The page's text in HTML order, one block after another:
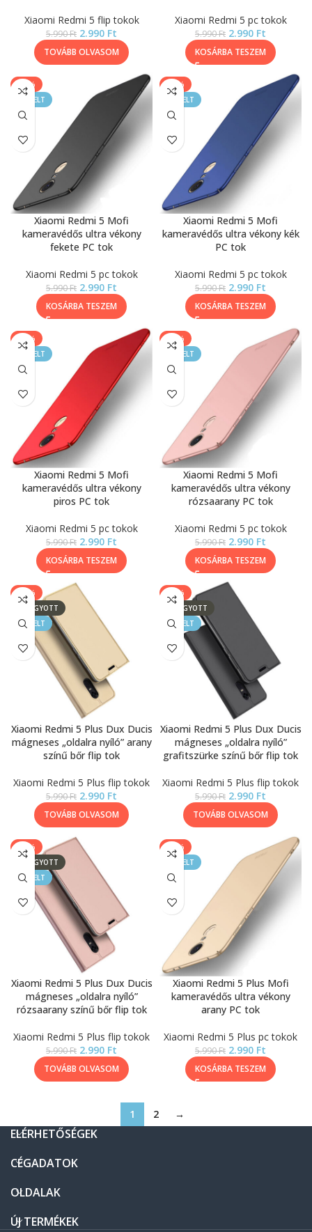
Xiaomi Redmi 5 flip tokok
5.990Ft 2.990 Ft
TOVÁBB OLVASOM
Xiaomi Redmi 5 pc tokok
5.990Ft 2.990 Ft
KOSÁRBA TESZEM
-50%
KIEMELT
Xiaomi Redmi 5 Mofi
kameravédős ultra vékony
fekete PC tok
Xiaomi Redmi 5 pc tokok
5.990Ft 2.990 Ft
KOSÁRBA TESZEM
-50%
KIEMELT
Xiaomi Redmi 5 Mofi
kameravédős ultra vékony kék
PC tok
Xiaomi Redmi 5 pc tokok
5.990Ft 2.990 Ft
KOSÁRBA TESZEM
-50%
KIEMELT
Xiaomi Redmi 5 Mofi
kameravédős ultra vékony
piros PC tok
Xiaomi Redmi 5 pc tokok
5.990Ft 2.990 Ft
KOSÁRBA TESZEM
-50%
KIEMELT
Xiaomi Redmi 5 Mofi
kameravédős ultra vékony
rózsaarany PC tok
Xiaomi Redmi 5 pc tokok
5.990Ft 2.990 Ft
KOSÁRBA TESZEM
-50%
ELFOGYOTT
KIEMELT
Xiaomi Redmi 5 Plus Dux Ducis
mágneses „oldalra nyíló” arany
színű bőr flip tok
Xiaomi Redmi 5 Plus flip tokok
5.990Ft 2.990 Ft
TOVÁBB OLVASOM
-50%
ELFOGYOTT
KIEMELT
Xiaomi Redmi 5 Plus Dux Ducis
mágneses „oldalra nyíló”
grafitszürke színű bőr flip tok
Xiaomi Redmi 5 Plus flip tokok
5.990Ft 2.990 Ft
TOVÁBB OLVASOM
-50%
ELFOGYOTT
KIEMELT
Xiaomi Redmi 5 Plus Dux Ducis
mágneses „oldalra nyíló”
rózsaarany színű bőr flip tok
Xiaomi Redmi 5 Plus flip tokok
5.990Ft 2.990 Ft
TOVÁBB OLVASOM
-50%
KIEMELT
Xiaomi Redmi 5 Plus Mofi
kameravédős ultra vékony
arany PC tok
Xiaomi Redmi 5 Plus pc tokok
5.990Ft 2.990 Ft
KOSÁRBA TESZEM
1 2 →
ELÉRHETŐSÉGEK
CÉGADATOK
OLDALAK
ÚJ TERMÉKEK